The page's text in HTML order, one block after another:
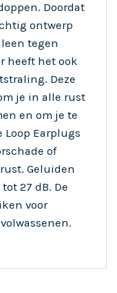
Doordat
ontwerp
tegen
heeft het ook
Deze
je in alle rust
en om je te
Loop Earplugs
of
Geluiden
27 dB. De
voor